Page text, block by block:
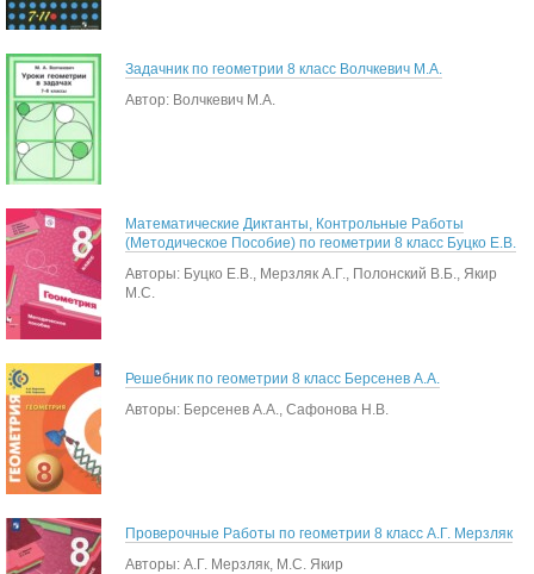
Задачник по геометрии 8 класс Волчкевич М.А.
Автор: Волчкевич М.А.
Математические Диктанты, Контрольные Работы
(Методическое Пособие) по геометрии 8 класс Буцко Е.В.
Авторы: Буцко Е.В., Мерзляк А.Г., Полонский В.Б., Якир
М.С.
Решебник по геометрии 8 класс Берсенев А.А.
Авторы: Берсенев А.А., Сафонова Н.В.
Проверочные Работы по геометрии 8 класс А.Г. Мерзляк
Авторы: А.Г. Мерзляк, М.С. Якир